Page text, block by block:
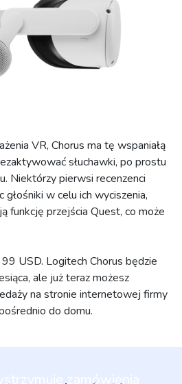
VR, Chorus ma tę wspaniałą
słuchawki, po prostu
Niektórzy pierwsi recenzenci
w celu ich wyciszenia,
funkcję przejścia Quest, co może
USD. Logitech Chorus będzie
ale już teraz możesz
na stronie internetowej firmy
do domu.
zamówienia